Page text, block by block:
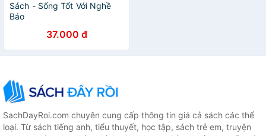
Sách - Sống Tốt Với Nghề
Báo
37.000 đ
SachDayRoi.com chuyên cung cấp thông tin giá cả sách các thể
loại. Từ sách tiếng anh, tiểu thuyết, học tập, sách trẻ em, truyện